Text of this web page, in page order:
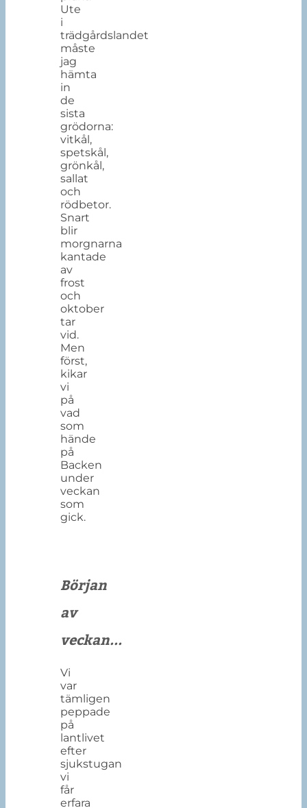
Ute
i
trädgårdslandet
måste
jag
hämta
in
de
sista
grödorna:
vitkål,
spetskål,
grönkål,
sallat
och
rödbetor.
Snart
blir
morgnarna
kantade
av
frost
och
oktober
tar
vid.
Men
först,
kikar
vi
på
vad
som
hände
på
Backen
under
veckan
som
gick.
Början
av
veckan...
Vi
var
tämligen
peppade
på
lantlivet
efter
sjukstugan
vi
får
erfara